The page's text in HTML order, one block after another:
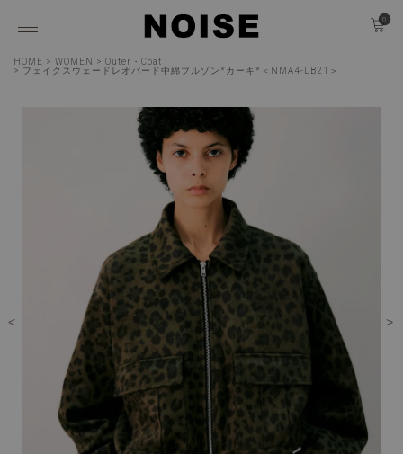
0
HOME WOMEN
Outer・Coat
フェイクスウェードレオパード中綿ブルゾン*カーキ*＜NMA4-LB21＞